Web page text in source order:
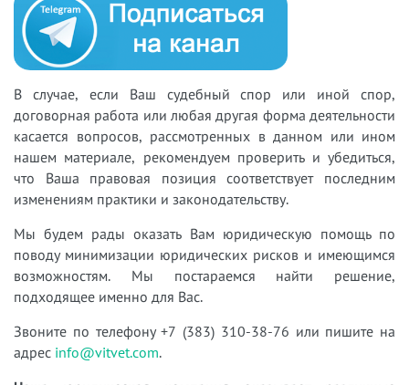
В случае, если Ваш судебный спор или иной спор,
договорная работа или любая другая форма деятельности
касается вопросов, рассмотренных в данном или ином
нашем материале, рекомендуем проверить и убедиться,
что Ваша правовая позиция соответствует последним
изменениям практики и законодательству.
Мы будем рады оказать Вам юридическую помощь по
поводу минимизации юридических рисков и имеющимся
возможностям. Мы постараемся найти решение,
подходящее именно для Вас.
Звоните по телефону +7 (383) 310-38-76 или пишите на
адрес info@vitvet.com.